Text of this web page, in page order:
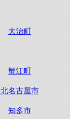
大治町
蟹江町
北名古屋市
知多市